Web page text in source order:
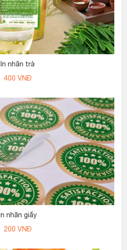
In nhãn trà
400 VNĐ
In nhãn giấy
200 VNĐ